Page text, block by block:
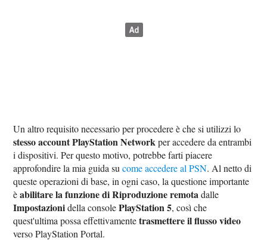
Un altro requisito necessario per procedere è che si utilizzi lo
stesso account PlayStation Networkper accedere da entrambi
i dispositivi. Per questo motivo, potrebbe farti piacere
approfondire la mia guida sucome accedere al PSN. Al netto di
queste operazioni di base, in ogni caso, la questione importante
èabilitare la funzione di Riproduzione remotadalle
Impostazionidella consolePlayStation 5, così che
quest'ultima possa effettivamentetrasmettere il flusso video
verso PlayStation Portal.